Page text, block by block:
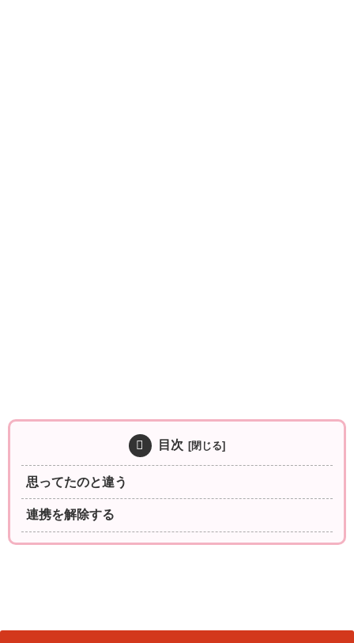
目次
思ってたのと違う
連携を解除する